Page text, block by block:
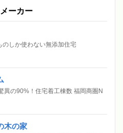
ーカー
のしか使わない無添加住宅
異の90%！住宅着工棟数 福岡商圏N
木の家